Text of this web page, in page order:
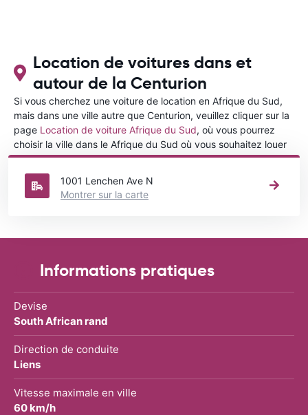
Location de voitures dans et
autour de la Centurion
Si vous cherchez une voiture de location en Afrique du Sud,
mais dans une ville autre que Centurion, veuillez cliquer sur la
page Location de voiture Afrique du Sud, où vous pourrez
choisir la ville dans le Afrique du Sud où vous souhaitez louer
une voiture.
1001 Lenchen Ave N
Montrer sur la carte
Informations pratiques
Devise
South African rand
Direction de conduite
Liens
Vitesse maximale en ville
60 km/h